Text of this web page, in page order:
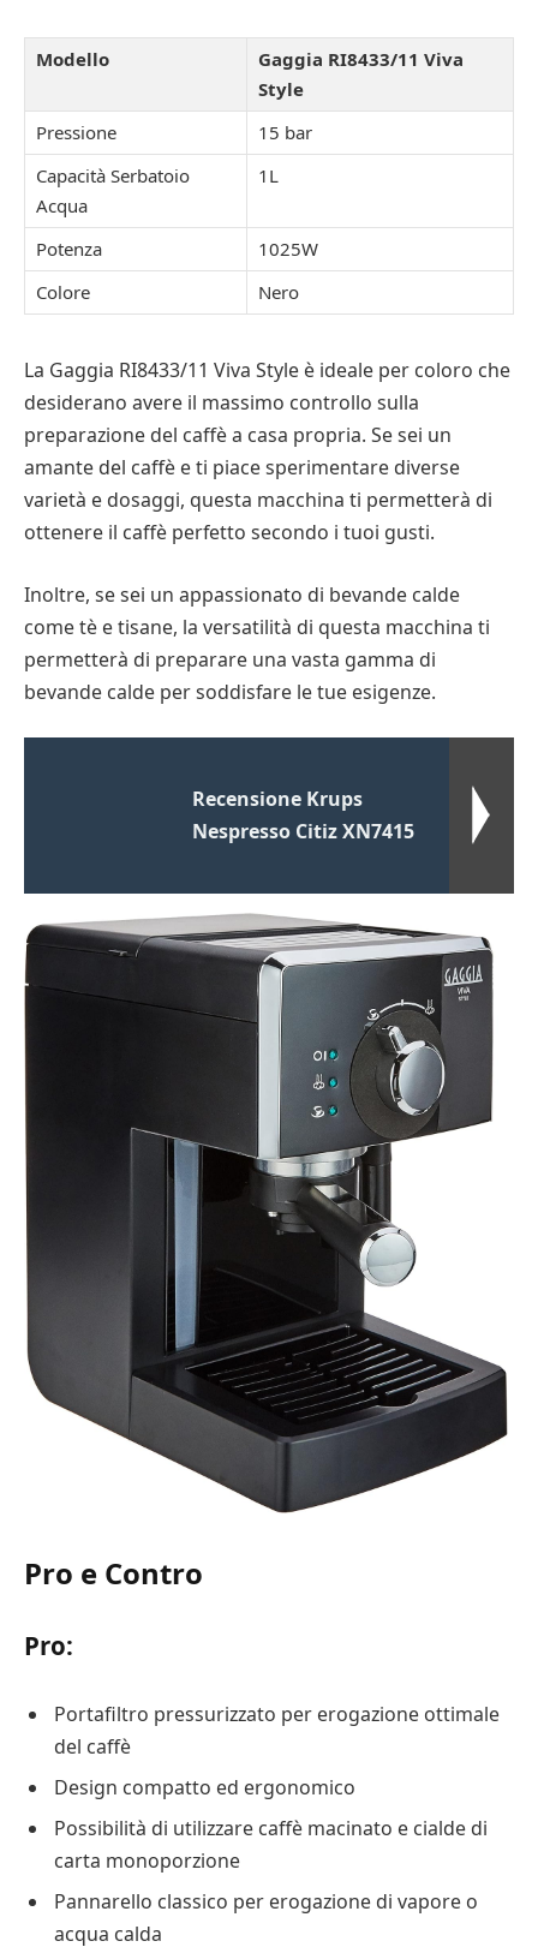
Modello
Gaggia RI8433/11 Viva
Style
Pressione
15 bar
Capacità Serbatoio
Acqua
1L
Potenza
1025W
Colore
Nero
La Gaggia RI8433/11 Viva Style è ideale per coloro che
desiderano avere il massimo controllo sulla
preparazione del caffè a casa propria. Se sei un
amante del caffè e ti piace sperimentare diverse
varietà e dosaggi, questa macchina ti permetterà di
ottenere il caffè perfetto secondo i tuoi gusti.
Inoltre, se sei un appassionato di bevande calde
come tè e tisane, la versatilità di questa macchina ti
permetterà di preparare una vasta gamma di
bevande calde per soddisfare le tue esigenze.
Recensione Krups
Nespresso Citiz XN7415
Pro e Contro
Pro:
Portafiltro pressurizzato per erogazione ottimale
del caffè
Design compatto ed ergonomico
Possibilità di utilizzare caffè macinato e cialde di
carta monoporzione
Pannarello classico per erogazione di vapore o
acqua calda